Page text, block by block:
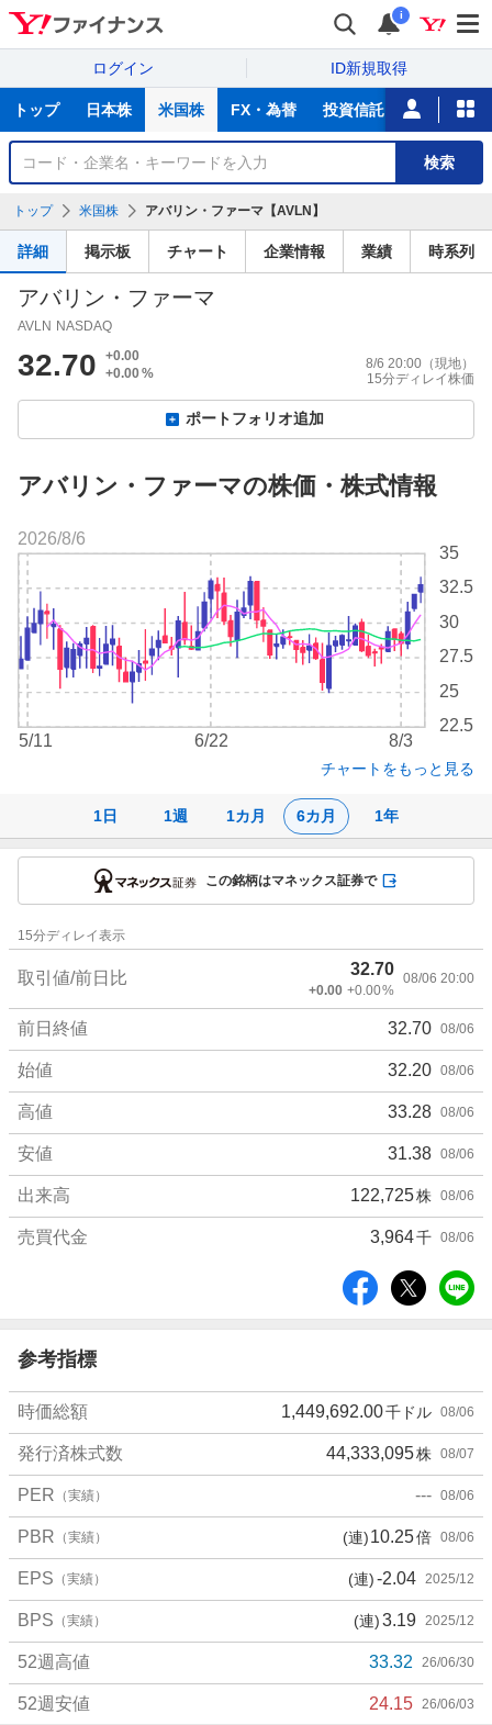
i
ログイン ID新規取得
サ
トップ 日本株 米国株 FX・為替 投資信託 ニュース
銘
検
索
検索
トップ 米国株 アバリン・ファーマ【AVLN】
詳細 掲示板 チャート 企業情報 業績 時系列
アバリン・ファーマ
AVLN NASDAQ
32.70
+0.00
+0.00%
8/6 20:00 （現地）
15分ディレイ株価
ポートフォリオ追加
アバリン・ファーマの株価・株式情報
1日 1週 1カ月 6カ月 1年
22.5
25
27.5
30
32.5
35
5/11 6/22 8/3
2026/8/6
チャートをもっと見る
この銘柄はマネックス証券で
価
15分ディレイ表示
取引値/前日比 32.70
+0.00 +0.00%
08/06 20:00
前日終値 32.70 08/06
始値 32.20 08/06
高値 33.28 08/06
安値 31.38 08/06
出来高 122,725株 08/06
売買代金 3,964千 08/06
ア
参考指標
時価総額 1,449,692.00千ドル 08/06
発行済株式数 44,333,095株 08/07
PER （実績） --- 08/06
PBR （実績） (連)10.25倍 08/06
EPS （実績） (連)-2.04 2025/12
BPS （実績） (連)3.19 2025/12
52週高値 33.32 26/06/30
52週安値 24.15 26/06/03